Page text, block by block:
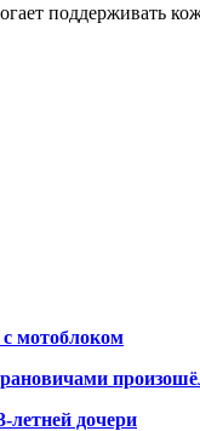
поддерживать
мотоблоком
летней дочери